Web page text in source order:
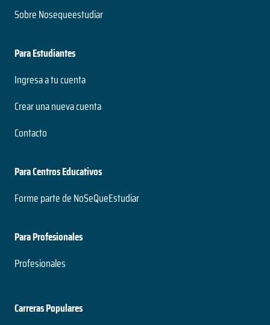
Sobre Nosequeestudiar
Para Estudiantes
Ingresa a tu cuenta
Crear una nueva cuenta
Contacto
Para Centros Educativos
Forme parte de NoSeQueEstudiar
Para Profesionales
Profesionales
Carreras Populares